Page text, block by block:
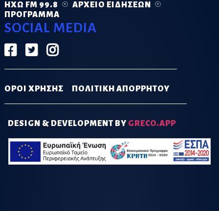
ΗΧΏ FM 99.8
ΑΡΧΕΊΟ ΕΙΔΉΣΕΩΝ
ΠΡΌΓΡΑΜΜΑ
SOCIAL MEDIA
ΟΡΟΙ ΧΡΗΣΗΣ ΠΟΛΙΤΙΚΗ ΑΠΟΡΡΗΤΟΥ
DESIGN & DEVELOPMENT BY GRECO.APP